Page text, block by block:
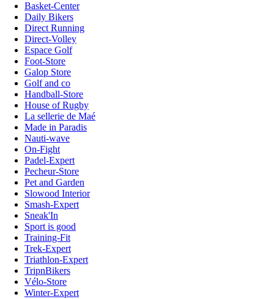
Basket-Center
Daily Bikers
Direct Running
Direct-Volley
Espace Golf
Foot-Store
Galop Store
Golf and co
Handball-Store
House of Rugby
La sellerie de Maé
Made in Paradis
Nauti-wave
On-Fight
Padel-Expert
Pecheur-Store
Pet and Garden
Slowood Interior
Smash-Expert
Sneak'In
Sport is good
Training-Fit
Trek-Expert
Triathlon-Expert
TripnBikers
Vélo-Store
Winter-Expert